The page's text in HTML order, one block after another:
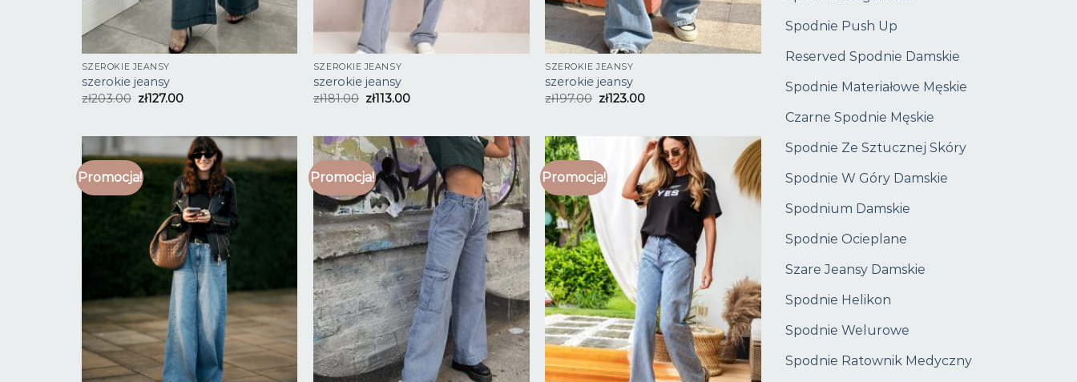
SZEROKIE JEANSY
szerokie jeansy
zł203.00 zł127.00
SZEROKIE JEANSY
szerokie jeansy
zł181.00 zł113.00
SZEROKIE JEANSY
szerokie jeansy
zł197.00 zł123.00
Promocja! Promocja! Promocja!
Spodnie Push Up
Reserved Spodnie Damskie
Spodnie Materiałowe Męskie
Czarne Spodnie Męskie
Spodnie Ze Sztucznej Skóry
Spodnie W Góry Damskie
Spodnium Damskie
Spodnie Ocieplane
Szare Jeansy Damskie
Spodnie Helikon
Spodnie Welurowe
Spodnie Ratownik Medyczny